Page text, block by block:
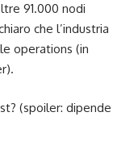
91.000 nodi
che l’industria
operations (in
(spoiler: dipende